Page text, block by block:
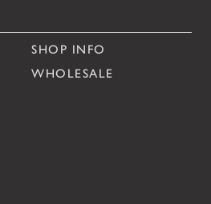
SHOP INFO
WHOLESALE